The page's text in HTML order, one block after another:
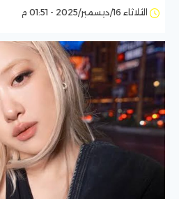
الثلاثاء 16/ديسمبر/2025 - 01:51 م